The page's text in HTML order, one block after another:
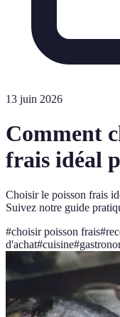
13 juin 2026
Comment
frais idéal
Choisir le poisson frais
Suivez notre guide
#choisir poisson frais#
d'achat#cuisine#